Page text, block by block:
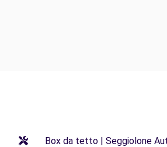
Box da tetto | Seggiolone